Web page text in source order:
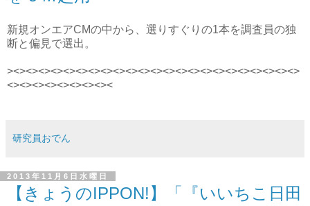
新規オンエアCMの中から、選りすぐりの1本を調査員の独
断と偏見で選出。
><><><><><><><><><><><><><><><><><><><><><><><>
<><><><><><><><><
研究員おでん
2013年11月6日水曜日
【きょうのIPPON!】「『いいちこ日田